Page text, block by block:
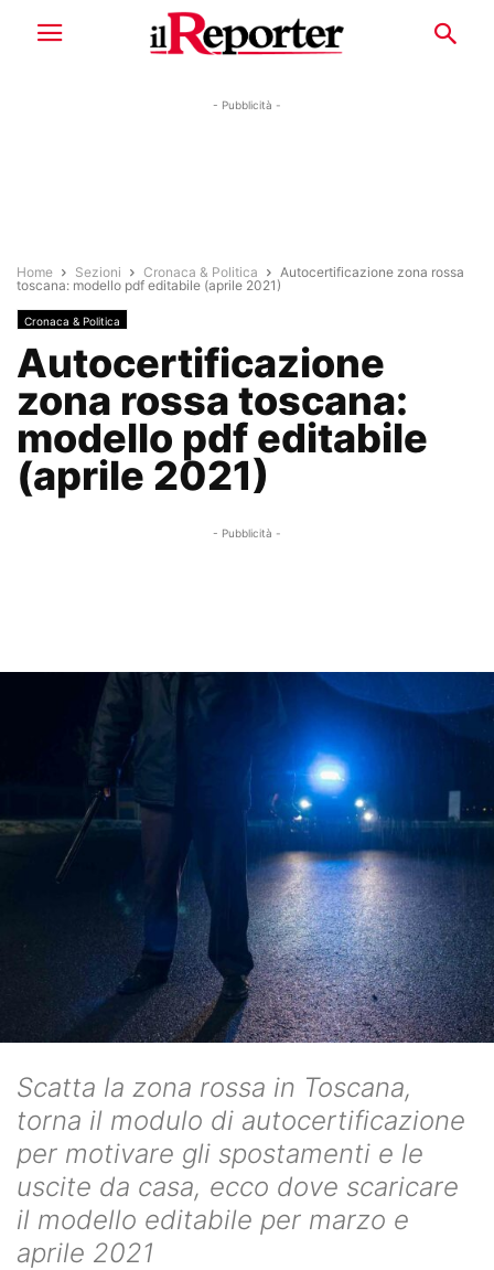
- Pubblicità -
Home Sezioni Cronaca & Politica
Autocertificazione zona rossa
toscana: modello pdf editabile (aprile 2021)
Cronaca & Politica
Autocertificazione
zona rossa toscana:
modello pdf editabile
(aprile 2021)
- Pubblicità -
Scatta la zona rossa in Toscana,
torna il modulo di autocertificazione
per motivare gli spostamenti e le
uscite da casa, ecco dove scaricare
il modello editabile per marzo e
aprile 2021